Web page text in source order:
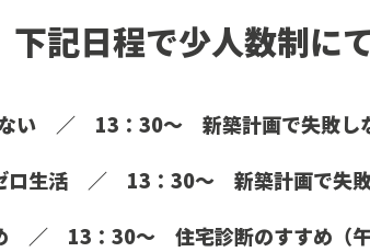
日程で少人数制にて
ない ／ 13：30～ 新築計画で失敗し
生活 ／ 13：30～ 新築計画で失
／ 13：30～ 住宅診断のすすめ （